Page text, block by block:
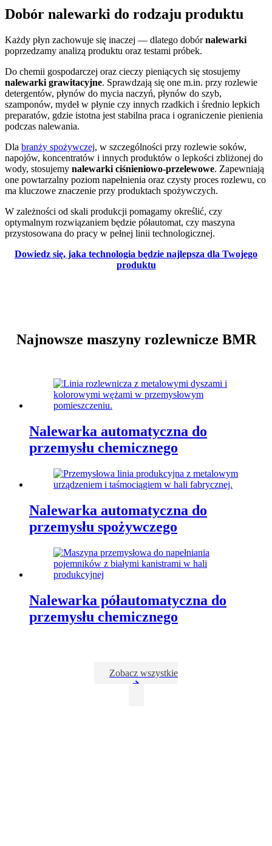
Dobór nalewarki do rodzaju produktu
Każdy płyn zachowuje się inaczej — dlatego dobórnalewarki
poprzedzamy analizą produktu oraz testami próbek.
Do chemii gospodarczej oraz cieczy pieniących się stosujemy
nalewarki grawitacyjne. Sprawdzają się one m.in. przy rozlewie
detergentów, płynów do mycia naczyń, płynów do szyb,
szamponów, mydeł w płynie czy innych rzadkich i średnio lepkich
preparatów, gdzie istotna jest stabilna praca i ograniczenie pienienia
podczas nalewania.
Dla branży spożywczej, w szczególności przy rozlewie soków,
napojów, koncentratów i innych produktów o lepkości zbliżonej do
wody, stosujemy nalewarki ciśnieniowo-przelewowe. Zapewniają
one powtarzalny poziom napełnienia oraz czysty proces rozlewu, co
ma kluczowe znaczenie przy produktach spożywczych.
W zależności od skali produkcji pomagamy określić, czy
optymalnym rozwiązaniem będzie półautomat, czy maszyna
przystosowana do pracy w pełnej linii technologicznej.
Dowiedz się, jaka technologia będzie najlepsza dla Twojego
produktu
Najnowsze maszyny rozlewnicze BMR
Nalewarka automatyczna do
przemysłu chemicznego
Nalewarka automatyczna do
przemysłu spożywczego
Nalewarka półautomatyczna do
przemysłu chemicznego
Zobacz wszystkie